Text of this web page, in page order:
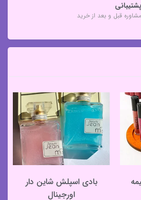
قبل و بعد از خرید
بادی اسپلش شاین دار
اورجینال